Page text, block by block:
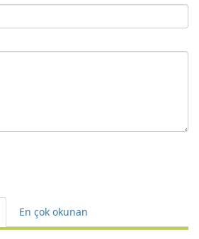
En çok okunan